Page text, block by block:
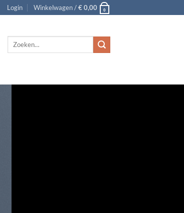
Login Winkelwagen /€0,00 0
Zoeken